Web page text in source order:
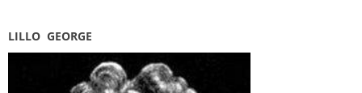
LILLO GEORGE